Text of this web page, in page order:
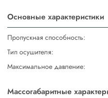
Основные характеристики
Пропускная способность:
Тип осушителя:
Максимальное давление:
Массогабаритные